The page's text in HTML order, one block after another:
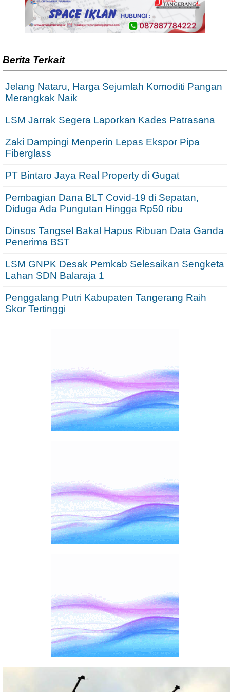
Berita Terkait
Jelang Nataru, Harga Sejumlah Komoditi Pangan
Merangkak Naik
LSM Jarrak Segera Laporkan Kades Patrasana
Zaki Dampingi Menperin Lepas Ekspor Pipa
Fiberglass
PT Bintaro Jaya Real Property di Gugat
Pembagian Dana BLT Covid-19 di Sepatan,
Diduga Ada Pungutan Hingga Rp50 ribu
Dinsos Tangsel Bakal Hapus Ribuan Data Ganda
Penerima BST
LSM GNPK Desak Pemkab Selesaikan Sengketa
Lahan SDN Balaraja 1
Penggalang Putri Kabupaten Tangerang Raih
Skor Tertinggi